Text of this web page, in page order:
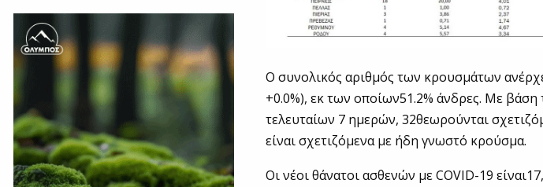
Ο συνολικός αριθμός των κρουσμάτων
+0.0%), εκ των οποίων51.2% άνδρες. Με
τελευταίων 7 ημερών, 32θεωρούνται
είναι σχετιζόμενα με ήδη γνωστό κρούσμα.
Οι νέοι θάνατοι ασθενών με COVID-19